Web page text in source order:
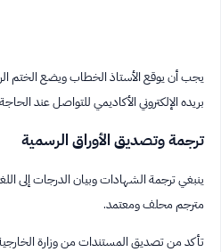
يجب أن يوقع الأستاذ الخطاب ويضع الختم
بريده الإلكتروني الأكاديمي للتواصل عند
ترجمة وتصديق الأوراق الرسمية
ينبغي ترجمة الشهادات وبيان الدرجات إلى
مترجم محلف ومعتمد.
تأكد من تصديق المستندات من وزارة